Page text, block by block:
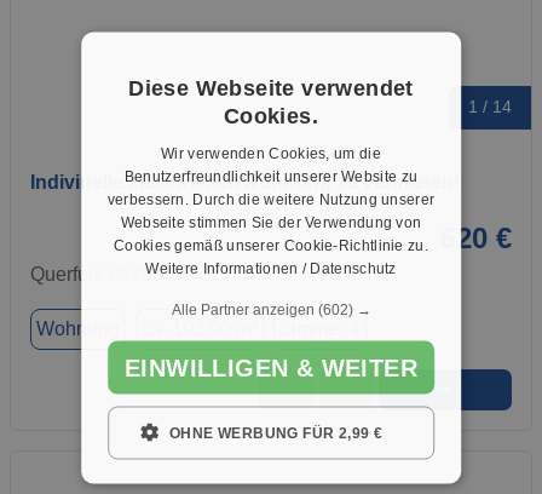
1 / 14
Indiviuelle MaisonettenWohnung zu vermieten!
620 €
Querfurt, 06268
Wohnung
★ ➦
Diese Webseite verwendet
Cookies.
Wir verwenden Cookies, um die
Benutzerfreundlichkeit unserer Website zu
verbessern. Durch die weitere Nutzung unserer
Webseite stimmen Sie der Verwendung von
Cookies gemäß unserer Cookie-Richtlinie zu.
Weitere Informationen / Datenschutz
Alle Partner anzeigen (602) →
EINWILLIGEN & WEITER
OHNE WERBUNG FÜR 2,99 €